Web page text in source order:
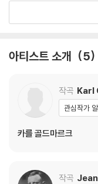
아티스트 소개 5
작곡 Karl
관심작가
카를 골드마르크
작곡